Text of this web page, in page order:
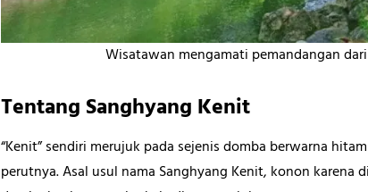
Wisatawan mengamati pemandangan
Tentang Sanghyang Kenit
“Kenit” sendiri merujuk pada sejenis domba berwarna
perutnya. Asal usul nama Sanghyang Kenit, konon